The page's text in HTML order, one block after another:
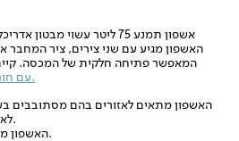
אשפון תמנע 75 ליטר עשוי
האשפון מגיע עם שני צירים, ציר המחבר
המאפשר פתיחה חלקית של המכסה.
עם חור במכסה להשלכת בקבוקים.
האשפון מתאים לאזורים בהם מסתובבים
לאשפה ושומר על סביבה נקייה.
האשפון מעוגן לקרקע בעזרת 2 עוגנים.